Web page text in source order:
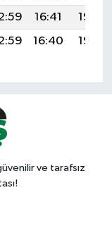
16:41
19:40
16:40 19:39
ve tarafsız